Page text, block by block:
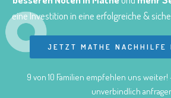
eine Investition in eine erfolgreiche &
JETZT MATHE NACHHILFE
9 von 10 Familien empfehlen uns
unverbindlich